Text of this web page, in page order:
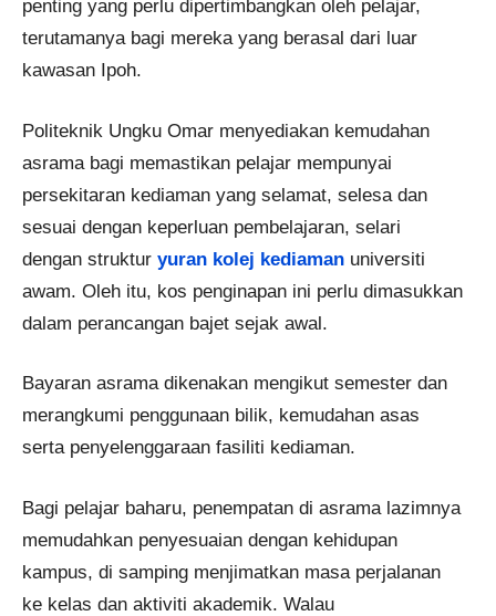
penting yang perlu dipertimbangkan oleh pelajar,
terutamanya bagi mereka yang berasal dari luar
kawasan Ipoh.
Politeknik Ungku Omar menyediakan kemudahan
asrama bagi memastikan pelajar mempunyai
persekitaran kediaman yang selamat, selesa dan
sesuai dengan keperluan pembelajaran, selari
dengan struktur yuran kolej kediaman universiti
awam. Oleh itu, kos penginapan ini perlu dimasukkan
dalam perancangan bajet sejak awal.
Bayaran asrama dikenakan mengikut semester dan
merangkumi penggunaan bilik, kemudahan asas
serta penyelenggaraan fasiliti kediaman.
Bagi pelajar baharu, penempatan di asrama lazimnya
memudahkan penyesuaian dengan kehidupan
kampus, di samping menjimatkan masa perjalanan
ke kelas dan aktiviti akademik. Walau